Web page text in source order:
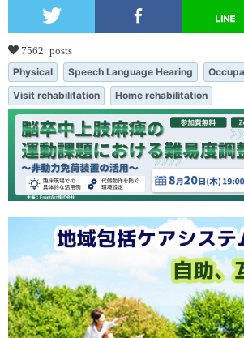
7562 posts
Physical Speech Language Hearing
Visit rehabilitation
Home rehabilitation